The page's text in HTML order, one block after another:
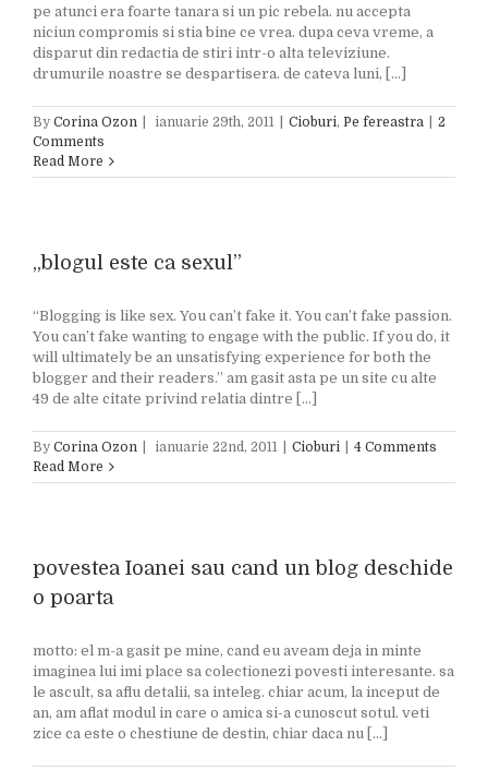
pe atunci era foarte tanara si un pic rebela. nu accepta
niciun compromis si stia bine ce vrea. dupa ceva vreme, a
disparut din redactia de stiri intr-o alta televiziune.
drumurile noastre se despartisera. de cateva luni, [...]
By Corina Ozon ianuarie 29th, 2011 Cioburi, Pe fereastra
2
Comments
Read More
„blogul este ca sexul”
“Blogging is like sex. You can’t fake it. You can’t fake passion.
You can’t fake wanting to engage with the public. If you do, it
will ultimately be an unsatisfying experience for both the
blogger and their readers.” am gasit asta pe un site cu alte
49 de alte citate privind relatia dintre [...]
By Corina Ozon ianuarie 22nd, 2011 Cioburi
4 Comments
Read More
povestea Ioanei sau cand un blog deschide
o poarta
motto: el m-a gasit pe mine, cand eu aveam deja in minte
imaginea lui imi place sa colectionezi povesti interesante. sa
le ascult, sa aflu detalii, sa inteleg. chiar acum, la inceput de
an, am aflat modul in care o amica si-a cunoscut sotul. veti
zice ca este o chestiune de destin, chiar daca nu [...]